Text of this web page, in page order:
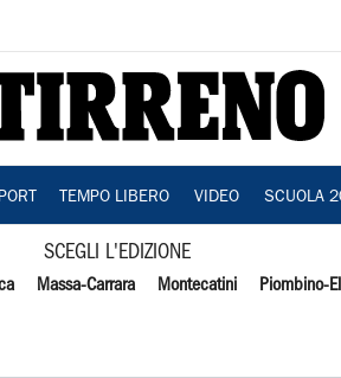
TEMPO LIBERO VIDEO SCUOLA
SCEGLI L'EDIZIONE
Massa-Carrara Montecatini Piombino-